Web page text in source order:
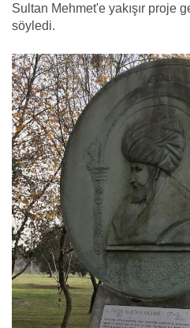
Sultan Mehmet'e yakışır proje
söyledi.